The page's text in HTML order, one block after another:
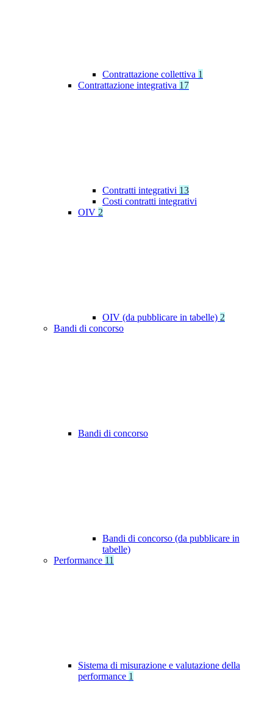
Contrattazione collettiva 1
Contrattazione integrativa 17
Contratti integrativi 13
Costi contratti integrativi
OIV 2
OIV (da pubblicare in tabelle) 2
Bandi di concorso
Bandi di concorso
Bandi di concorso (da pubblicare in
tabelle)
Performance 11
Sistema di misurazione e valutazione della
performance 1